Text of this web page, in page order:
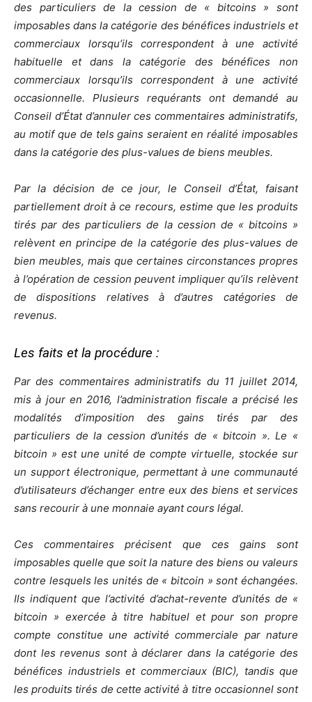
des particuliers de la cession de « bitcoins » sont
imposables dans la catégorie des bénéfices industriels et
commerciaux lorsqu’ils correspondent à une activité
habituelle et dans la catégorie des bénéfices non
commerciaux lorsqu’ils correspondent à une activité
occasionnelle. Plusieurs requérants ont demandé au
Conseil d’État d’annuler ces commentaires administratifs,
au motif que de tels gains seraient en réalité imposables
dans la catégorie des plus-values de biens meubles.
Par la décision de ce jour, le Conseil d’État, faisant
partiellement droit à ce recours, estime que les produits
tirés par des particuliers de la cession de « bitcoins »
relèvent en principe de la catégorie des plus-values de
bien meubles, mais que certaines circonstances propres
à l’opération de cession peuvent impliquer qu’ils relèvent
de dispositions relatives à d’autres catégories de
revenus.
Les faits et la procédure :
Par des commentaires administratifs du 11 juillet 2014,
mis à jour en 2016, l’administration fiscale a précisé les
modalités d’imposition des gains tirés par des
particuliers de la cession d’unités de « bitcoin ». Le «
bitcoin » est une unité de compte virtuelle, stockée sur
un support électronique, permettant à une communauté
d’utilisateurs d’échanger entre eux des biens et services
sans recourir à une monnaie ayant cours légal.
Ces commentaires précisent que ces gains sont
imposables quelle que soit la nature des biens ou valeurs
contre lesquels les unités de « bitcoin » sont échangées.
Ils indiquent que l’activité d’achat-revente d’unités de «
bitcoin » exercée à titre habituel et pour son propre
compte constitue une activité commerciale par nature
dont les revenus sont à déclarer dans la catégorie des
bénéfices industriels et commerciaux (BIC), tandis que
les produits tirés de cette activité à titre occasionnel sont